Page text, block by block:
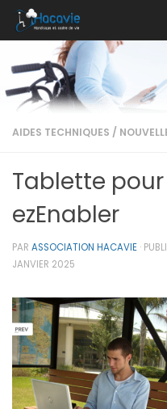
Au dessous du contenu
AIDES TECHNIQUES /
Tablette
ezEnabler
PAR ASSOCIATION HACAVIE ·
JANVIER 2025